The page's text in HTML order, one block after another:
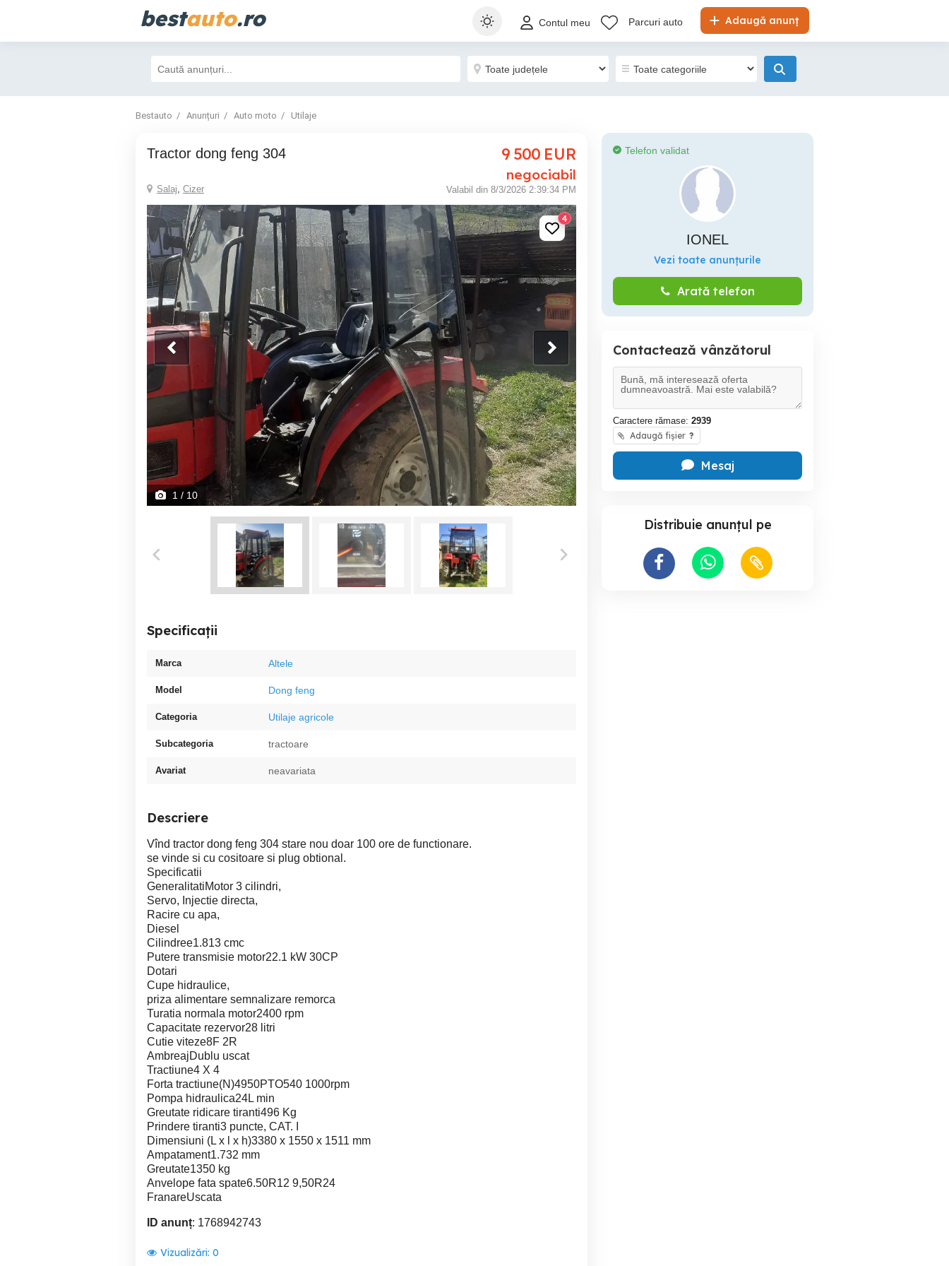
bestauto.ro Adaugă anunț
Contul meu Parcuri auto
Bestauto Anunțuri Auto moto Utilaje
tractor dong feng 304 9 500 EUR
negociabil
Salaj, Cizer Valabil din 8/3/2026 2:39:34 PM
4
1 / 10
Specificații
Marca Altele
Model Dong feng
Categoria Utilaje agricole
Subcategoria tractoare
Avariat neavariata
Descriere
Vînd tractor dong feng 304 stare nou doar 100 ore de functionare.
se vinde si cu cositoare si plug obtional.
Specificatii
GeneralitatiMotor 3 cilindri,
Servo, Injectie directa,
Racire cu apa,
Diesel
Cilindree1.813 cmc
Putere transmisie motor22.1 kW 30CP
Dotari
Cupe hidraulice,
priza alimentare semnalizare remorca
Turatia normala motor2400 rpm
Capacitate rezervor28 litri
Cutie viteze8F 2R
AmbreajDublu uscat
Tractiune4 X 4
Forta tractiune(N)4950PTO540 1000rpm
Pompa hidraulica24L min
Greutate ridicare tiranti496 Kg
Prindere tiranti3 puncte, CAT. I
Dimensiuni (L x l x h)3380 x 1550 x 1511 mm
Ampatament1.732 mm
Greutate1350 kg
Anvelope fata spate6.50R12 9,50R24
FranareUscata
ID anunț: 1768942743
Vizualizări: 0
Telefon validat
IONEL
Vezi toate anunțurile
Arată telefon
Contactează vânzătorul
Caractere rămase: 2939
Adaugă fișier ?
Mesaj
Distribuie anunțul pe